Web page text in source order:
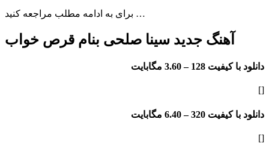
برای به ادامه مطلب مراجعه کنید …
آهنگ جدید سینا صلحی بنام قرص خواب
دانلود با کیفیت 128 – 3.60 مگابایت
[]
دانلود با کیفیت 320 – 6.40 مگابایت
[]